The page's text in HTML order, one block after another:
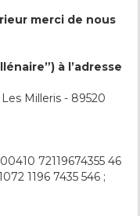
merci de nous
à l’adresse
Milleris - 89520
72119674355 46
1196 7435 546 ;